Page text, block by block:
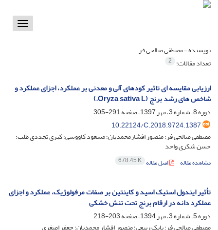
Toggle
نویسنده =مصطفی صالحی فر
تعداد مقالات: 2
ارزیابی مقایسه ای تاثیر کودهای آلی و معدنی بر عملکرد، اجزای عملکرد و
شاخص های رشد برنج (Oryza sativa L.)
دوره 8، شماره 3، مهر 1397، صفحه
291-305
10.22124/C.2018.9724.1387
مصطفی صالحی فر؛ منصور افشارمحمدیان؛ مسعود کاووسی؛ کبری تجددی طلب؛
حسن شکری واحد
مشاهده مقاله اصل مقاله 678.45 K
تأثیر ایندول استیک اسید و کاینتین بر صفات مرفولوژیک، عملکرد و اجزای
عملکرد دانه در ارقام برنج تحت تنش خشکی
دوره 5، شماره 3، مهر 1394، صفحه
203-218
مصطفی صالحی فر؛ بابک ربیعی؛ منصور افشار محمدیان؛ جعفر اصغری